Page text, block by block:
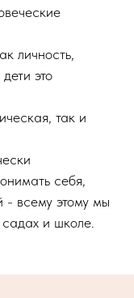
личность,
это
так и
себя,
- всему этому мы
и школе.